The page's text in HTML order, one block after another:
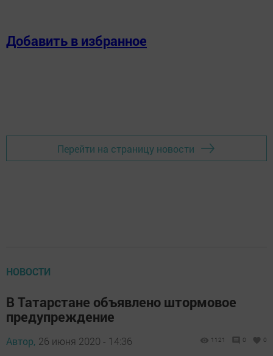
Добавить в избранное
Перейти на страницу новости
НОВОСТИ
В Татарстане объявлено штормовое
предупреждение
Автор, 26 июня 2020 - 14:36 1121 0 0